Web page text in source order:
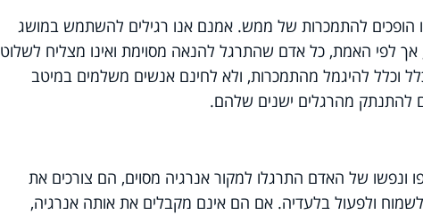
הופכים להתמכרות של ממש. אמנם אנו רגילים להשתמש במושג
אך לפי האמת, כל אדם שהתרגל להנאה מסוימת ואינו מצליח לשלוט
וכלל להיגמל מהתמכרות, ולא לחינם אנשים משלמים במיטב
להתנתק מהרגלים ישנים שלהם.
ונפשו של האדם התרגלו למקור אנרגיה מסוים, הם צורכים את
ולפעול בלעדיה. אם הם אינם מקבלים את אותה אנרגיה,